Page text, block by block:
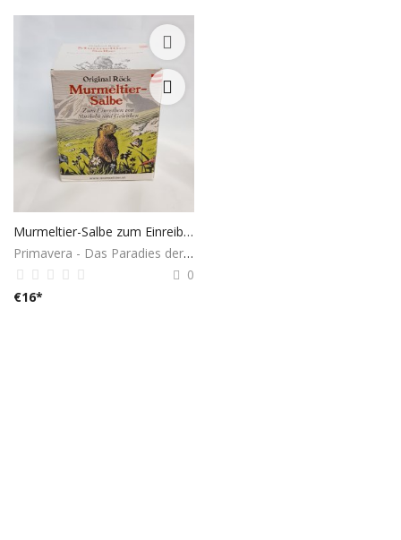
Murmeltier-Salbe zum Einreiben und Massieren bei müden Muskeln oder Gelenken
Primavera - Das Paradies der Geschenke
0
€16*